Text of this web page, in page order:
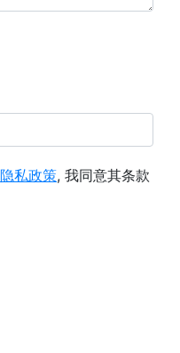
隐私政策, 我同意其条款